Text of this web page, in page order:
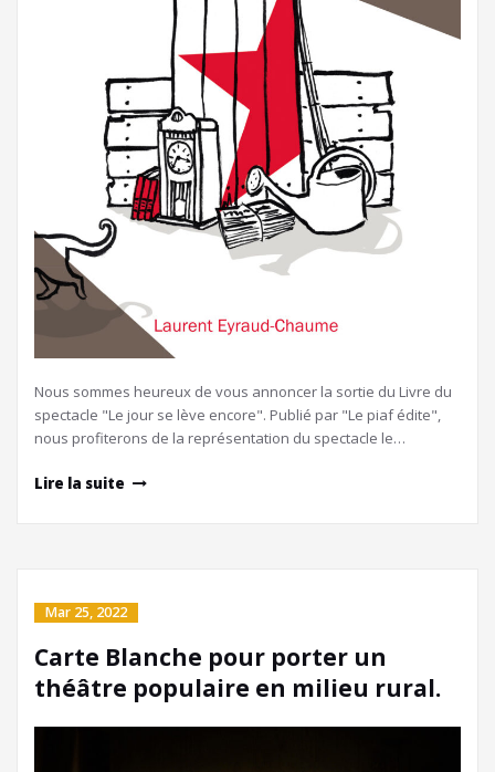
Nous sommes heureux de vous annoncer la sortie du Livre du
spectacle "Le jour se lève encore". Publié par "Le piaf édite",
nous profiterons de la représentation du spectacle le…
Lire la suite
Mar 25, 2022
Carte Blanche pour porter un
théâtre populaire en milieu rural.